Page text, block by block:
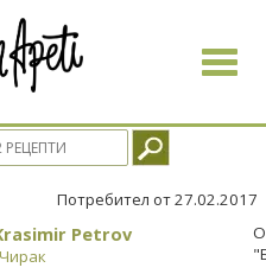
Toggle
Потребител от 27.02.2017
Petrov